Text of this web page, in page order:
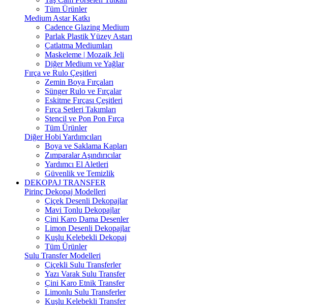
Tüm Ürünler
Medium Astar Katkı
Cadence Glazing Medium
Parlak Plastik Yüzey Astarı
Çatlatma Mediumları
Maskeleme | Mozaik Jeli
Diğer Medium ve Yağlar
Fırça ve Rulo Çeşitleri
Zemin Boya Fırçaları
Sünger Rulo ve Fırçalar
Eskitme Fırçası Çeşitleri
Fırça Setleri Takımları
Stencil ve Pon Pon Fırça
Tüm Ürünler
Diğer Hobi Yardımcıları
Boya ve Saklama Kapları
Zımparalar Aşındırıcılar
Yardımcı El Aletleri
Güvenlik ve Temizlik
DEKOPAJ TRANSFER
Pirinç Dekopaj Modelleri
Çiçek Desenli Dekopajlar
Mavi Tonlu Dekopajlar
Çini Karo Dama Desenler
Limon Desenli Dekopajlar
Kuşlu Kelebekli Dekopaj
Tüm Ürünler
Sulu Transfer Modelleri
Çiçekli Sulu Transferler
Yazı Varak Sulu Transfer
Çini Karo Etnik Transfer
Limonlu Sulu Transferler
Kuşlu Kelebekli Transfer